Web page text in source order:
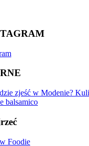
zjeść w Modenie?
balsamico
Foodie